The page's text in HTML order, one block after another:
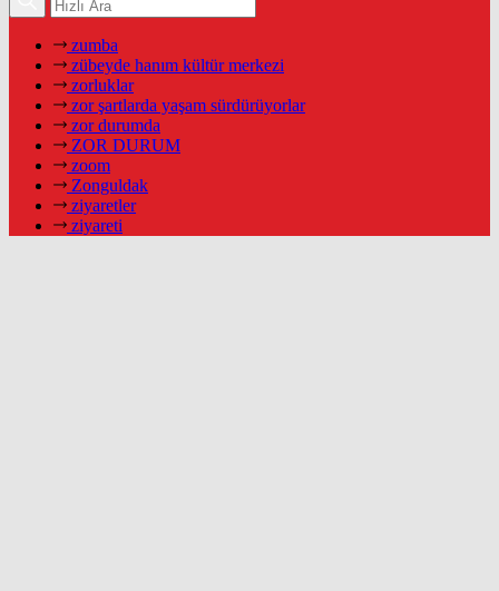
zumba
zübeyde hanım kültür merkezi
zorluklar
zor şartlarda yaşam sürdürüyorlar
zor durumda
ZOR DURUM
zoom
Zonguldak
ziyaretler
ziyareti